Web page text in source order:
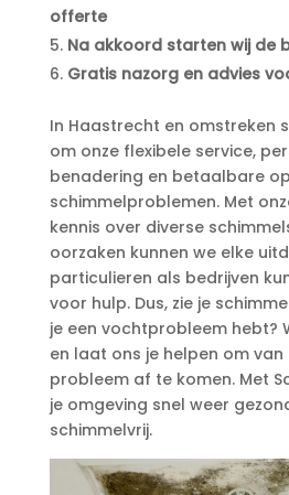
offerte
Na akkoord starten wij de
Gratis nazorg en advies
In Haastrecht en omstreken
om onze flexibele service,
benadering en betaalbare
schimmelproblemen.​ Met
kennis over diverse
oorzaken kunnen we elke
particulieren als bedrijven
voor hulp.​ Dus, zie je
je een vochtprobleem hebt?
en laat ons je helpen om
probleem af te komen.​ Met
je omgeving snel weer
schimmelvrij.​